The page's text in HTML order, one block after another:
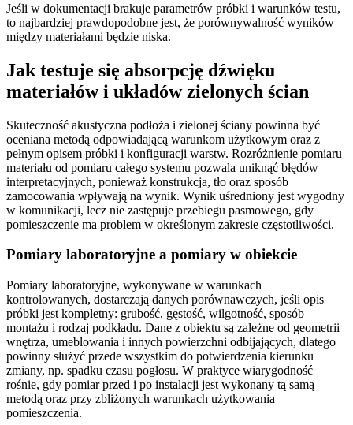
Jeśli w dokumentacji brakuje parametrów próbki i warunków testu,
to najbardziej prawdopodobne jest, że porównywalność wyników
między materiałami będzie niska.
Jak testuje się absorpcję dźwięku
materiałów i układów zielonych ścian
Skuteczność akustyczna podłoża i zielonej ściany powinna być
oceniana metodą odpowiadającą warunkom użytkowym oraz z
pełnym opisem próbki i konfiguracji warstw. Rozróżnienie pomiaru
materiału od pomiaru całego systemu pozwala uniknąć błędów
interpretacyjnych, ponieważ konstrukcja, tło oraz sposób
zamocowania wpływają na wynik. Wynik uśredniony jest wygodny
w komunikacji, lecz nie zastępuje przebiegu pasmowego, gdy
pomieszczenie ma problem w określonym zakresie częstotliwości.
Pomiary laboratoryjne a pomiary w obiekcie
Pomiary laboratoryjne, wykonywane w warunkach
kontrolowanych, dostarczają danych porównawczych, jeśli opis
próbki jest kompletny: grubość, gęstość, wilgotność, sposób
montażu i rodzaj podkładu. Dane z obiektu są zależne od geometrii
wnętrza, umeblowania i innych powierzchni odbijających, dlatego
powinny służyć przede wszystkim do potwierdzenia kierunku
zmiany, np. spadku czasu pogłosu. W praktyce wiarygodność
rośnie, gdy pomiar przed i po instalacji jest wykonany tą samą
metodą oraz przy zbliżonych warunkach użytkowania
pomieszczenia.